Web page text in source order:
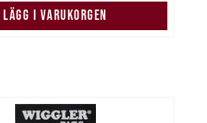
LÄGG I VARUKORGEN